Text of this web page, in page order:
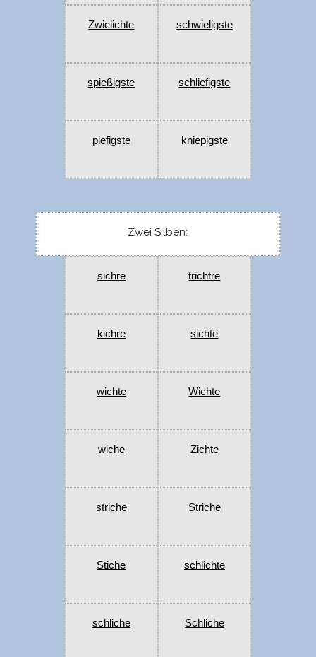
Zwielichte schwieligste
spießigste schliefigste
piefigste kniepigste
Zwei Silben:
sichre trichtre
kichre sichte
wichte Wichte
wiche Zichte
striche Striche
Stiche schlichte
schliche Schliche